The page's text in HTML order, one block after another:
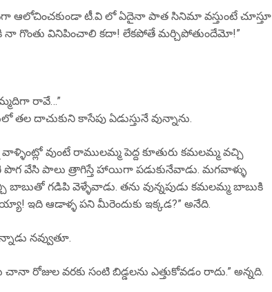
ఆలోచించకుండా టీ.వి లో ఏదైనా పాత సినిమా వస్తుంటే చూస్తూ
దానికి నా గొంతు వినిపించాలి కదా! లేకపోతే మర్చిపోతుందేమో!”
రావే…”
దాచుకుని కాసేపు ఏడుస్తునే వున్నాను.
వుంటే రాములమ్మ పెద్ద కూతురు కమలమ్మ వచ్చి
వేసి పాలు త్రాగిస్తే హాయిగా పడుకునేవాడు. మగవాళ్ళు
బాబుతో గడిపి వెళ్ళేవాడు. తను వున్నపుడు కమలమ్మ బాబుకి
ఇది ఆడాళ్ళ పని మీరెందుకు ఇక్కడ?” అనేది.
నవ్వుతూ.
రోజుల వరకు సంటి బిడ్డలను ఎత్తుకోవడం రాదు.” అన్నది.